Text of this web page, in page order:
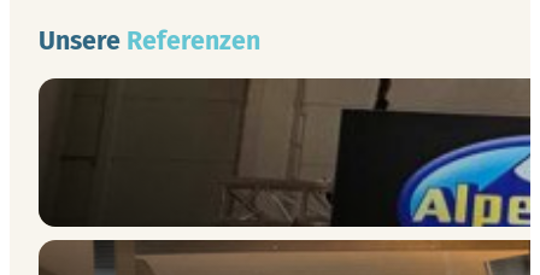
Unsere Referenzen